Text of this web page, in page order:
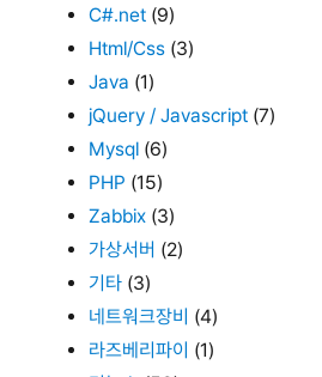
C#.net (9)
Html/Css (3)
Java (1)
jQuery / Javascript (7)
Mysql (6)
PHP (15)
Zabbix (3)
가상서버 (2)
기타 (3)
네트워크장비 (4)
라즈베리파이 (1)